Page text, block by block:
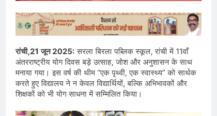
रांची,21 जून 2025: सरला बिरला पब्लिक स्कूल, रांची में 11वाँ
अंतरराष्ट्रीय योग दिवस बड़े उत्साह, जोश और अनुशासन के साथ
मनाया गया। इस वर्ष की थीम “एक पृथ्वी, एक स्वास्थ्य” को सार्थक
करते हुए विद्यालय ने न केवल विद्यार्थियों, बल्कि अभिभावकों और
शिक्षकों को भी योग साधना में सम्मिलित किया।